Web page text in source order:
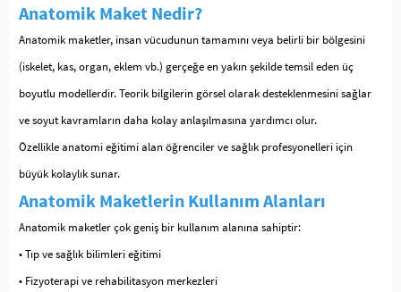
Anatomik Maket Nedir?
Anatomik maketler, insan vücudunun tamamını veya belirli bir bölgesini
(iskelet, kas, organ, eklem vb.) gerçeğe en yakın şekilde temsil eden üç
boyutlu modellerdir. Teorik bilgilerin görsel olarak desteklenmesini sağlar
ve soyut kavramların daha kolay anlaşılmasına yardımcı olur.
Özellikle anatomi eğitimi alan öğrenciler ve sağlık profesyonelleri için
büyük kolaylık sunar.
Anatomik Maketlerin Kullanım Alanları
Anatomik maketler çok geniş bir kullanım alanına sahiptir:
• Tıp ve sağlık bilimleri eğitimi
• Fizyoterapi ve rehabilitasyon merkezleri